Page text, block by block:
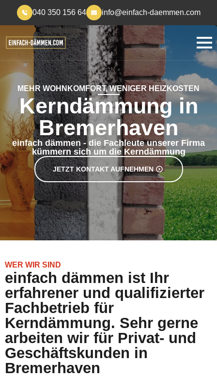
040 350 156 64 info@einfach-daemmen.com
MEHR WOHNKOMFORT, WENIGER HEIZKOSTEN
Kerndämmung in
Bremerhaven
einfach dämmen - die Fachleute unserer Firma
kümmern sich um die Kerndämmung
JETZT KONTAKT AUFNEHMEN
WER WIR SIND
einfach dämmen ist Ihr
erfahrener und qualifizierter
Fachbetrieb für
Kerndämmung. Sehr gerne
arbeiten wir für Privat- und
Geschäftskunden in
Bremerhaven